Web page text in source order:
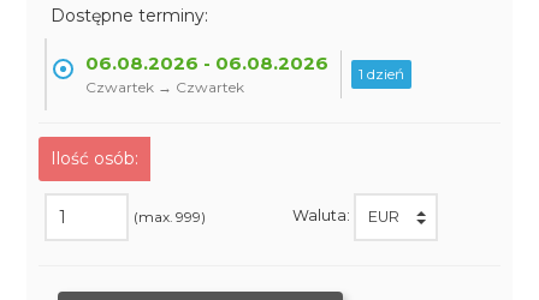
Dostępne terminy:
06.08.2026 - 06.08.2026
Czwartek → Czwartek
1 dzień
Ilość osób:
(max. 999) Waluta: